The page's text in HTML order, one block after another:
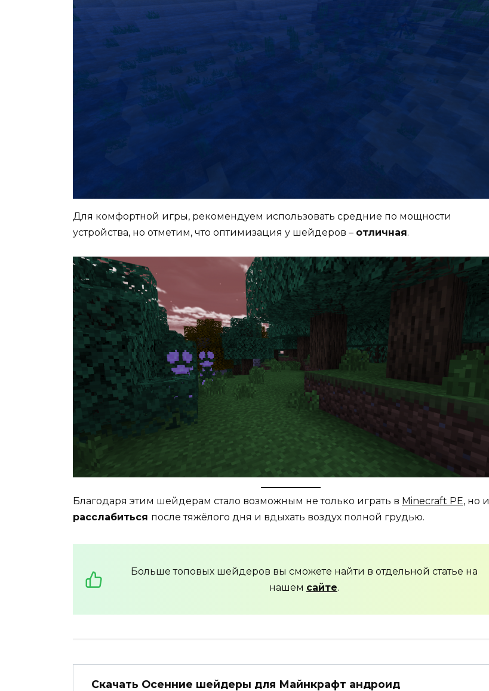
Для комфортной игры, рекомендуем использовать средние по мощности
устройства, но отметим, что оптимизация у шейдеров – отличная.
Благодаря этим шейдерам стало возможным не только играть в Minecraft PE, но и
расслабиться после тяжёлого дня и вдыхать воздух полной грудью.
Больше топовых шейдеров вы сможете найти в отдельной статье на
нашем сайте.
Скачать Осенние шейдеры для Майнкрафт андроид